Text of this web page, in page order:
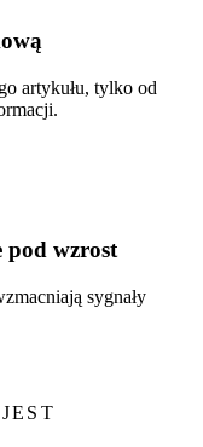
artykułu, tylko od
pod wzrost
sygnały